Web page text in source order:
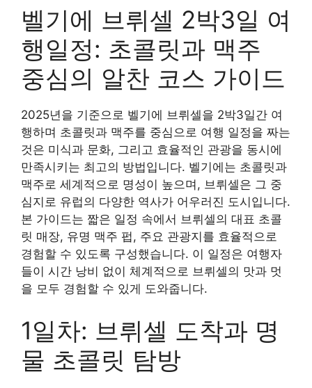
벨기에 브뤼셀 2박3일 여
행일정: 초콜릿과 맥주
중심의 알찬 코스 가이드
2025년을 기준으로 벨기에 브뤼셀을 2박3일간 여
행하며 초콜릿과 맥주를 중심으로 여행 일정을 짜는
것은 미식과 문화, 그리고 효율적인 관광을 동시에
만족시키는 최고의 방법입니다. 벨기에는 초콜릿과
맥주로 세계적으로 명성이 높으며, 브뤼셀은 그 중
심지로 유럽의 다양한 역사가 어우러진 도시입니다.
본 가이드는 짧은 일정 속에서 브뤼셀의 대표 초콜
릿 매장, 유명 맥주 펍, 주요 관광지를 효율적으로
경험할 수 있도록 구성했습니다. 이 일정은 여행자
들이 시간 낭비 없이 체계적으로 브뤼셀의 맛과 멋
을 모두 경험할 수 있게 도와줍니다.
1일차: 브뤼셀 도착과 명
물 초콜릿 탐방